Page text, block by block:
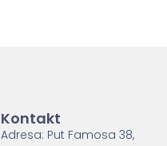
Kontakt
Adresa: Put Famosa 38,